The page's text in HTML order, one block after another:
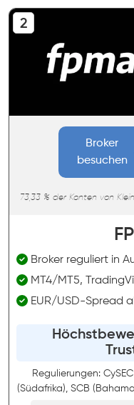
Broker
besuchen
73,33 % der Konten von
Broker reguliert in
MT4/MT5,
EUR/USD-Spread
Regulierungen:
(Südafrika), SCB